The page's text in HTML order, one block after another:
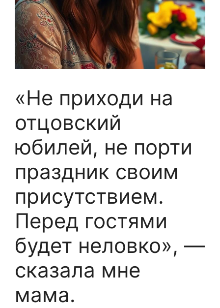
«Не приходи на
отцовский
юбилей, не порти
праздник своим
присутствием.
Перед гостями
будет неловко», —
сказала мне
мама.